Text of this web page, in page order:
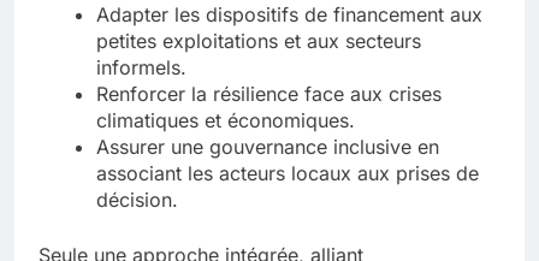
Adapter les dispositifs de financement aux
petites exploitations et aux secteurs
informels.
Renforcer la résilience face aux crises
climatiques et économiques.
Assurer une gouvernance inclusive en
associant les acteurs locaux aux prises de
décision.
Seule une approche intégrée, alliant